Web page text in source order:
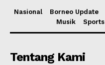
Nasional Borneo Update
Musik
Sports
Tentang Kami